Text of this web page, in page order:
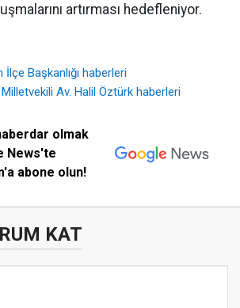
artırması hedefleniyor.
İlçe Başkanlığı haberleri
Milletvekili Av. Halil Öztürk haberleri
olmak
News'te
abone olun!
KAT